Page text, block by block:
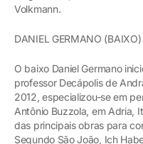
Volkmann.
DANIEL GERMANO (BAIXO)
O baixo Daniel Germano
professor Decápolis de
2012, especializou-se em
Antônio Buzzola, em Adria,
das principais obras para
Segundo São João, Ich